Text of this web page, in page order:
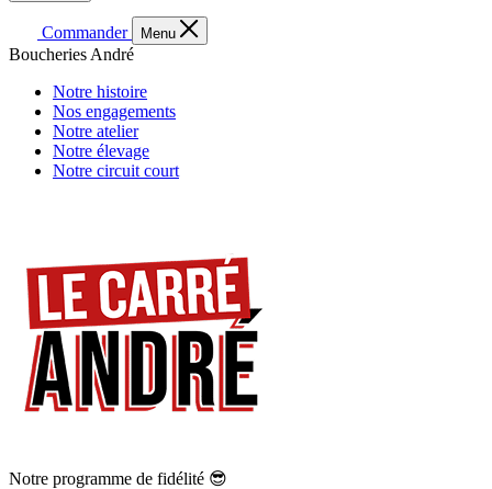
Commander Menu
Boucheries André
Notre histoire
Nos engagements
Notre atelier
Notre élevage
Notre circuit court
Notre programme de fidélité 😎